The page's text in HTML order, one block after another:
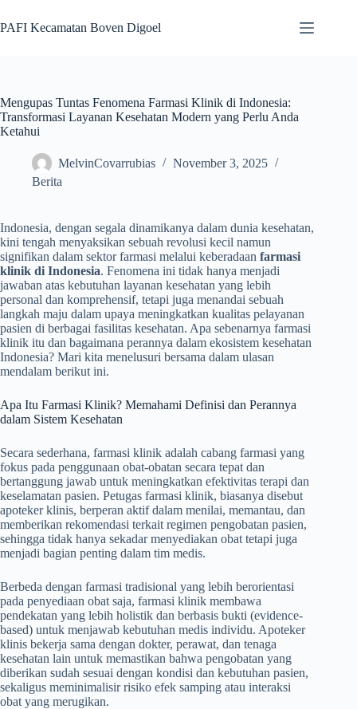
to
content
PAFI Kecamatan Boven Digoel
Mengupas Tuntas Fenomena Farmasi Klinik di Indonesia:
Transformasi Layanan Kesehatan Modern yang Perlu Anda
Ketahui
MelvinCovarrubias
November 3, 2025
Berita
Indonesia, dengan segala dinamikanya dalam dunia kesehatan,
kini tengah menyaksikan sebuah revolusi kecil namun
signifikan dalam sektor farmasi melalui keberadaan farmasi
klinik di Indonesia. Fenomena ini tidak hanya menjadi
jawaban atas kebutuhan layanan kesehatan yang lebih
personal dan komprehensif, tetapi juga menandai sebuah
langkah maju dalam upaya meningkatkan kualitas pelayanan
pasien di berbagai fasilitas kesehatan. Apa sebenarnya farmasi
klinik itu dan bagaimana perannya dalam ekosistem kesehatan
Indonesia? Mari kita menelusuri bersama dalam ulasan
mendalam berikut ini.
Apa Itu Farmasi Klinik? Memahami Definisi dan Perannya
dalam Sistem Kesehatan
Secara sederhana, farmasi klinik adalah cabang farmasi yang
fokus pada penggunaan obat-obatan secara tepat dan
bertanggung jawab untuk meningkatkan efektivitas terapi dan
keselamatan pasien. Petugas farmasi klinik, biasanya disebut
apoteker klinis, berperan aktif dalam menilai, memantau, dan
memberikan rekomendasi terkait regimen pengobatan pasien,
sehingga tidak hanya sekadar menyediakan obat tetapi juga
menjadi bagian penting dalam tim medis.
Berbeda dengan farmasi tradisional yang lebih berorientasi
pada penyediaan obat saja, farmasi klinik membawa
pendekatan yang lebih holistik dan berbasis bukti (evidence-
based) untuk menjawab kebutuhan medis individu. Apoteker
klinis bekerja sama dengan dokter, perawat, dan tenaga
kesehatan lain untuk memastikan bahwa pengobatan yang
diberikan sudah sesuai dengan kondisi dan kebutuhan pasien,
sekaligus meminimalisir risiko efek samping atau interaksi
obat yang merugikan.